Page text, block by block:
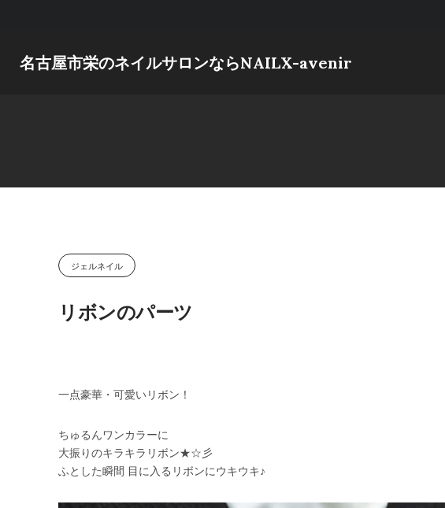
名古屋市栄のネイルサロンならNAILX-avenir
ジェルネイル
リボンのパーツ
一点豪華・可愛いリボン！
ちゅるんワンカラーに
大振りのキラキラリボン★☆彡
ふとした瞬間 目に入るリボンにウキウキ♪